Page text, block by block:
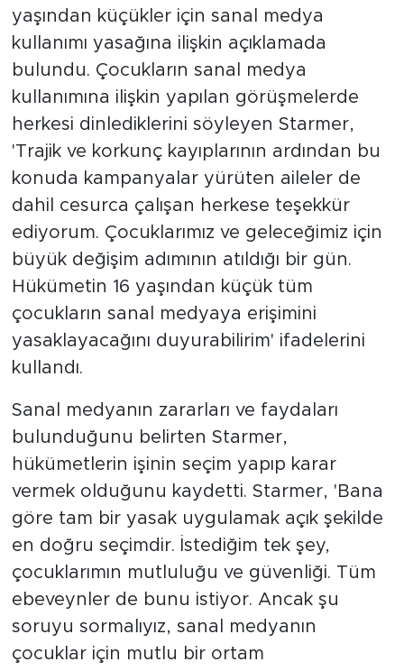
yaşından küçükler için sanal medya
kullanımı yasağına ilişkin açıklamada
bulundu. Çocukların sanal medya
kullanımına ilişkin yapılan görüşmelerde
herkesi dinlediklerini söyleyen Starmer,
'Trajik ve korkunç kayıplarının ardından bu
konuda kampanyalar yürüten aileler de
dahil cesurca çalışan herkese teşekkür
ediyorum. Çocuklarımız ve geleceğimiz için
büyük değişim adımının atıldığı bir gün.
Hükümetin 16 yaşından küçük tüm
çocukların sanal medyaya erişimini
yasaklayacağını duyurabilirim' ifadelerini
kullandı.
Sanal medyanın zararları ve faydaları
bulunduğunu belirten Starmer,
hükümetlerin işinin seçim yapıp karar
vermek olduğunu kaydetti. Starmer, 'Bana
göre tam bir yasak uygulamak açık şekilde
en doğru seçimdir. İstediğim tek şey,
çocuklarımın mutluluğu ve güvenliği. Tüm
ebeveynler de bunu istiyor. Ancak şu
soruyu sormalıyız, sanal medyanın
çocuklar için mutlu bir ortam